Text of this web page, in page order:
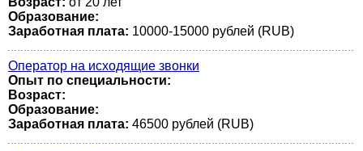
Образование:
Заработная плата: 10000-15000 рублей (RUB)
Оператор на исходящие звонки
Опыт по специальности:
Возраст:
Образование:
Заработная плата: 46500 рублей (RUB)